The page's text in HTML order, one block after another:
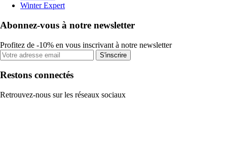
Winter Expert
Abonnez-vous à notre newsletter
Profitez de -10% en vous inscrivant à notre newsletter
S'inscrire
Restons connectés
Retrouvez-nous sur les réseaux sociaux